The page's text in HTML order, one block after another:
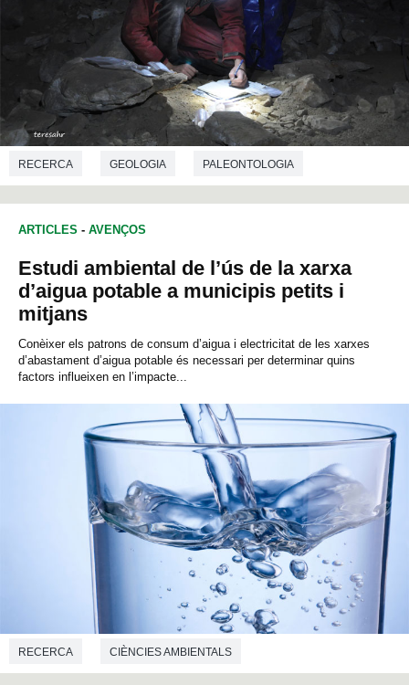
RECERCA GEOLOGIA PALEONTOLOGIA
ARTICLES - AVENÇOS
Estudi ambiental de l’ús de la xarxa
d’aigua potable a municipis petits i
mitjans
Conèixer els patrons de consum d’aigua i electricitat de les xarxes
d’abastament d’aigua potable és necessari per determinar quins
factors influeixen en l’impacte...
RECERCA CIÈNCIES AMBIENTALS